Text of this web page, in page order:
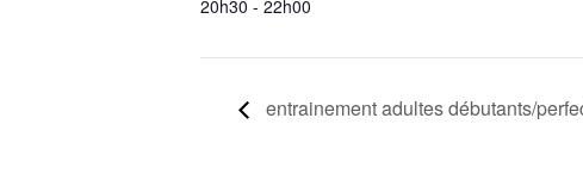
20h30 - 22h00
entrainement adultes débutants/